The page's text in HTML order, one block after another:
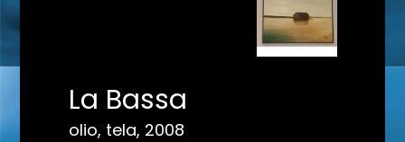
La Bassa
olio, tela, 2008